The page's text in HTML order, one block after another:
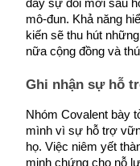
Khoản vay
Dịch vụ vay được
đẩy sự đổi mới sâu
mô-đun. Khả năng
kiến sẽ thu hút
nữa cộng đồng và
Ghi nhận sự hỗ
Nhóm Covalent bày
mình vì sự hỗ trợ
họ. Việc niêm yết
minh chứng cho nỗ